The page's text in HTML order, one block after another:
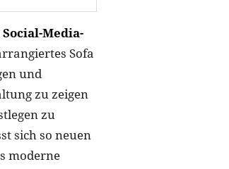
Media-
Sofa
und
zu zeigen
zu
sich so neuen
moderne